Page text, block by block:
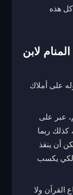
هذه
لابن
على أملاك
عبر على
كذلك ربما
أن ينقذ
لكي يكسب
القرآن ولا